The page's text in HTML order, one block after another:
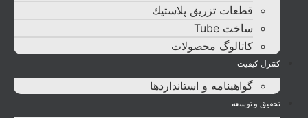
قطعات تزريق پلاستيك
ساخت Tube
کاتالوگ محصولات
کنترل کیفیت
گواهينامه و استانداردها
تحقيق و توسعه